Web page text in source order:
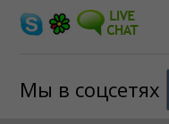
Мы в соцсетях